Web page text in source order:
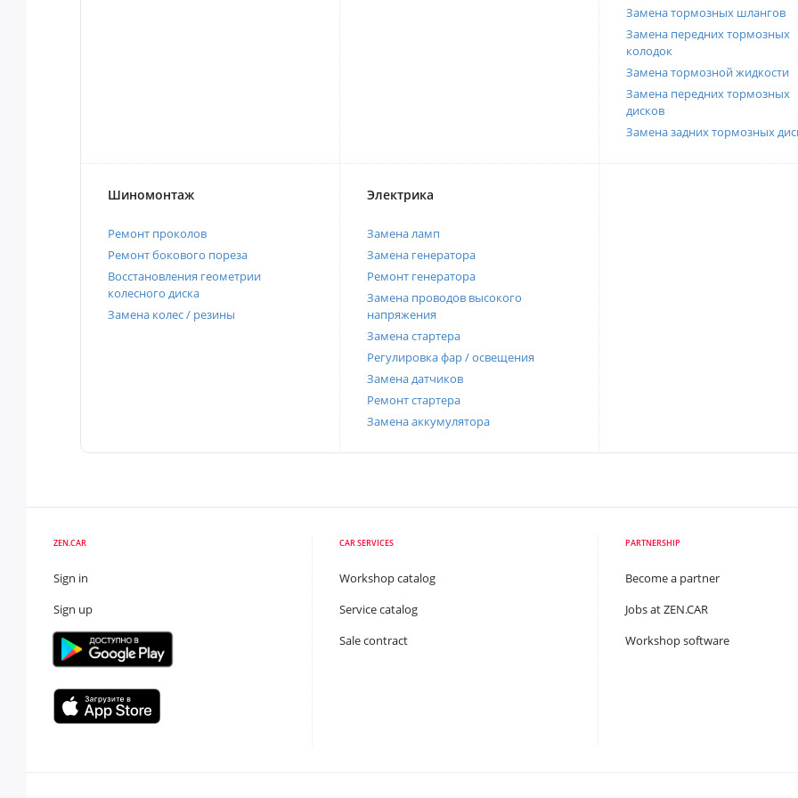
Замена тормозных шлангов
Замена передних тормозных
колодок
Замена тормозной жидкости
Замена передних тормозных
дисков
Замена задних тормозных
Шиномонтаж
Ремонт проколов
Ремонт бокового пореза
Восстановления геометрии
колесного диска
Замена колес / резины
Электрика
Замена ламп
Замена генератора
Ремонт генератора
Замена проводов высокого
напряжения
Замена стартера
Регулировка фар / освещения
Замена датчиков
Ремонт стартера
Замена аккумулятора
ZEN.CAR
Sign in
Sign up
CAR SERVICES
Workshop catalog
Service catalog
Sale contract
PARTNERSHIP
Become a partner
Jobs at ZEN.CAR
Workshop software